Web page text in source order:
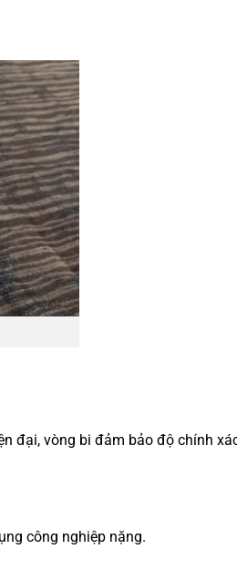
đại, vòng bi đảm bảo độ chính
công nghiệp nặng.